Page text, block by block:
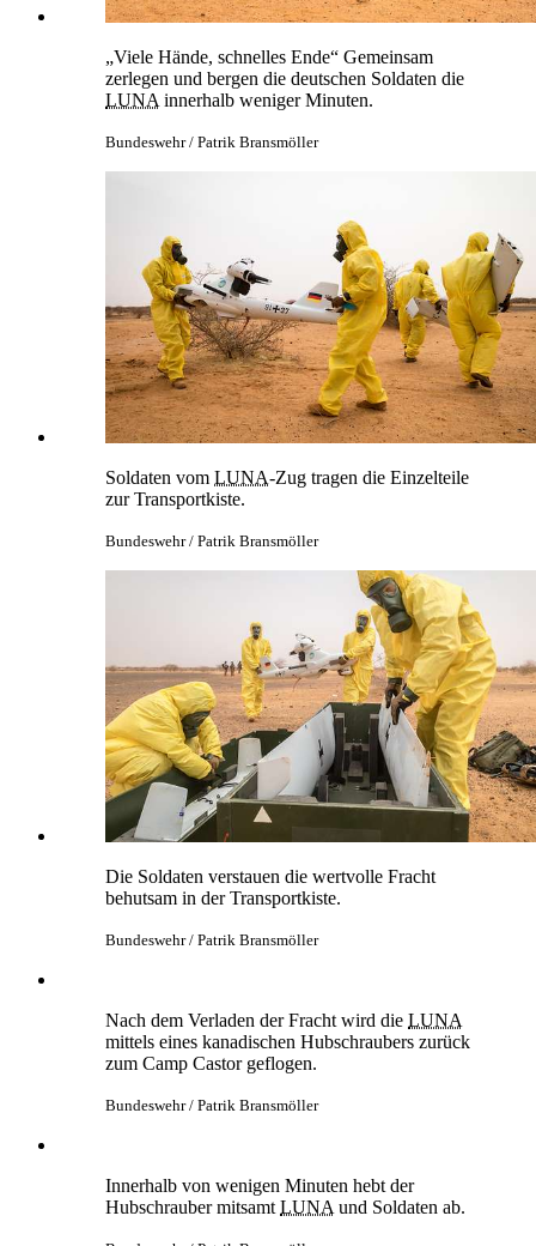
„Viele Hände, schnelles Ende“ Gemeinsam
zerlegen und bergen die deutschen Soldaten die
LUNA innerhalb weniger Minuten.
Bundeswehr / Patrik Bransmöller
Soldaten vom LUNA-Zug tragen die Einzelteile
zur Transportkiste.
Bundeswehr / Patrik Bransmöller
Die Soldaten verstauen die wertvolle Fracht
behutsam in der Transportkiste.
Bundeswehr / Patrik Bransmöller